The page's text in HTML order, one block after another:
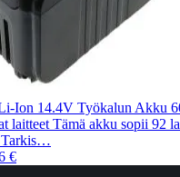
Ion 14.4V Työkalun Akku
laitteet Tämä akku sopii 92
Tarkis…
€